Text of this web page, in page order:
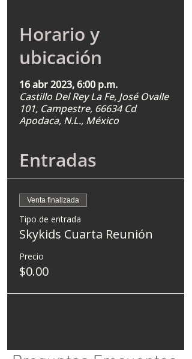
Horario y
ubicación
16 abr 2023, 6:00 p.m.
Castillo Del Rey La Fe, José Ovalle
101, Campestre, 66634 Cd
Apodaca, N.L., México
Entradas
Venta finalizada
Tipo de entrada
Skykids Cuarta Reunión
Precio
$0.00